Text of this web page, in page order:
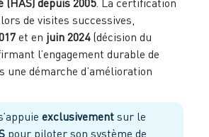
de visites successives,
et en juin 2024(décision du
l’engagement durable de
une démarche d’amélioration
exclusivement sur le
pour piloter son système de